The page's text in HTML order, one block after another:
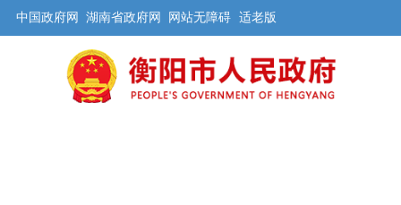
中国政府网 湖南省政府网 网站无障碍 适老版